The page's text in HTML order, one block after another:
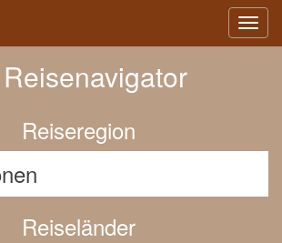
Reisenavigator
Reiseregion
Reiseländer